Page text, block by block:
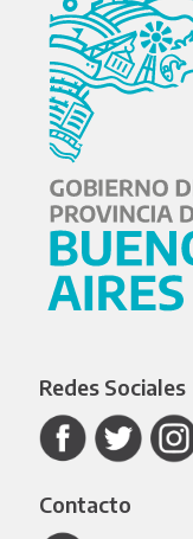
Redes Sociales
Contacto